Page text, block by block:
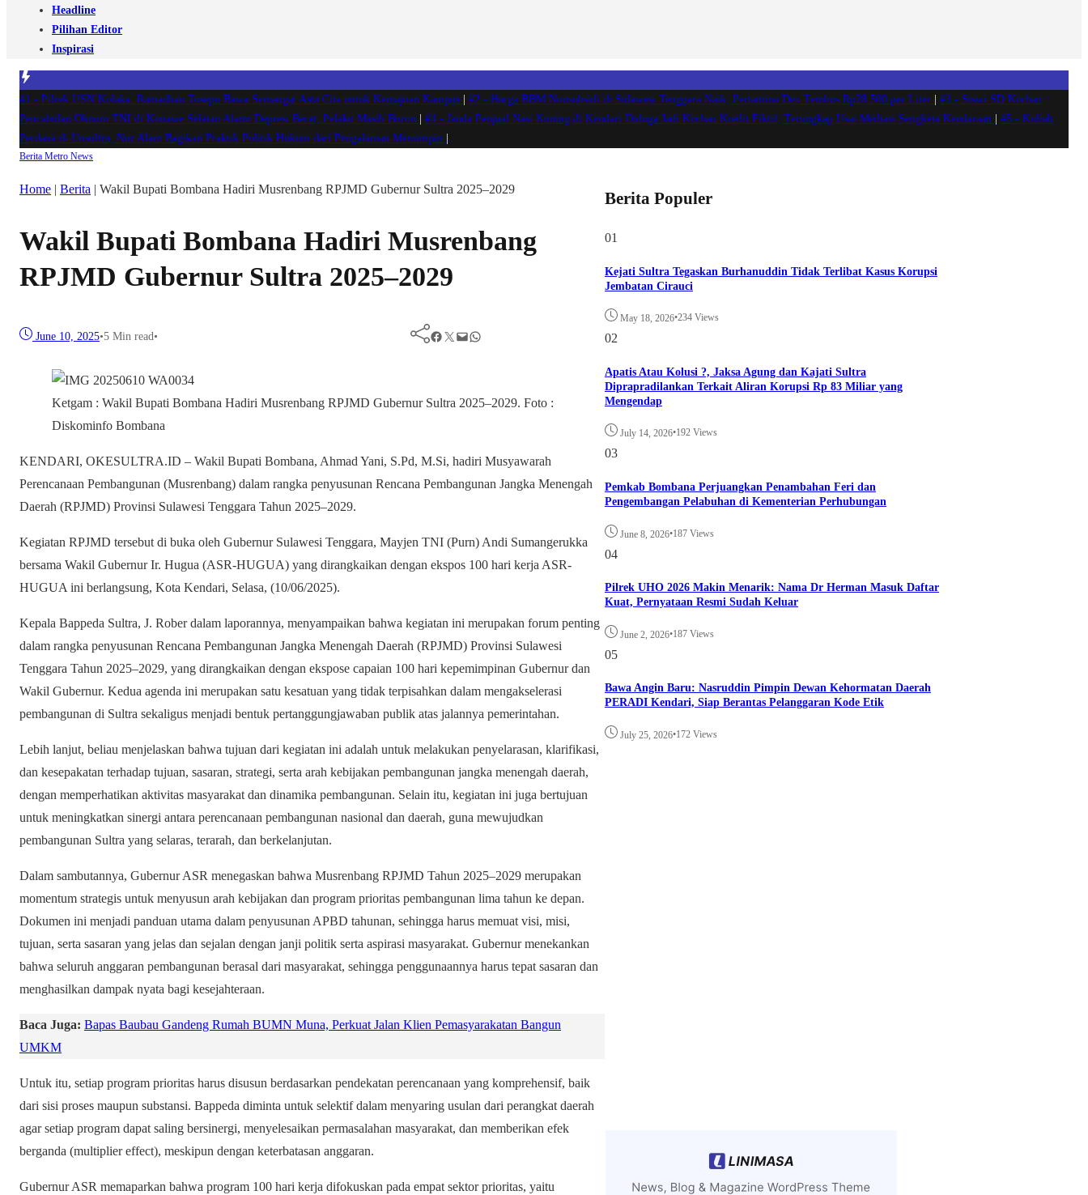
Headline
Pilihan Editor
Inspirasi
#1 - Pilrek USN Kolaka: Ramadhan Tosepu Bawa Semangat Asta Cita untuk Kemajuan Kampus #2 - Harga BBM Nonsubsidi di Sulawesi Tenggara Naik, Pertamina Dex Tembus Rp28.500 per Liter #3 - Siswi SD Korban
Pencabulan Oknum TNI di Konawe Selatan Alami Depresi Berat, Pelaku Masih Buron
#4 - Janda Penjual Nasi Kuning di Kendari Diduga Jadi Korban Kredit Fiktif, Terungkap Usai Mediasi Sengketa Kendaraan #5 - Kuliah
Perdana di Unsultra, Nur Alam Bagikan Praktik Politik Hukum dari Pengalaman Memimpin
Berita Metro News
Home | Berita | Wakil Bupati Bombana Hadiri Musrenbang RPJMD Gubernur Sultra 2025–2029
Wakil Bupati Bombana Hadiri Musrenbang
RPJMD Gubernur Sultra 2025–2029
June 10, 2025•5 Min read• Facebook Twitter Mail WhatsApp
Ketgam : Wakil Bupati Bombana Hadiri Musrenbang RPJMD Gubernur Sultra 2025–2029. Foto :
Diskominfo Bombana
KENDARI, OKESULTRA.ID – Wakil Bupati Bombana, Ahmad Yani, S.Pd, M.Si, hadiri Musyawarah
Perencanaan Pembangunan (Musrenbang) dalam rangka penyusunan Rencana Pembangunan Jangka Menengah
Daerah (RPJMD) Provinsi Sulawesi Tenggara Tahun 2025–2029.
Kegiatan RPJMD tersebut di buka oleh Gubernur Sulawesi Tenggara, Mayjen TNI (Purn) Andi Sumangerukka
bersama Wakil Gubernur Ir. Hugua (ASR-HUGUA) yang dirangkaikan dengan ekspos 100 hari kerja ASR-
HUGUA ini berlangsung, Kota Kendari, Selasa, (10/06/2025).
Kepala Bappeda Sultra, J. Rober dalam laporannya, menyampaikan bahwa kegiatan ini merupakan forum penting
dalam rangka penyusunan Rencana Pembangunan Jangka Menengah Daerah (RPJMD) Provinsi Sulawesi
Tenggara Tahun 2025–2029, yang dirangkaikan dengan ekspose capaian 100 hari kepemimpinan Gubernur dan
Wakil Gubernur. Kedua agenda ini merupakan satu kesatuan yang tidak terpisahkan dalam mengakselerasi
pembangunan di Sultra sekaligus menjadi bentuk pertanggungjawaban publik atas jalannya pemerintahan.
Lebih lanjut, beliau menjelaskan bahwa tujuan dari kegiatan ini adalah untuk melakukan penyelarasan, klarifikasi,
dan kesepakatan terhadap tujuan, sasaran, strategi, serta arah kebijakan pembangunan jangka menengah daerah,
dengan memperhatikan aktivitas masyarakat dan dinamika pembangunan. Selain itu, kegiatan ini juga bertujuan
untuk meningkatkan sinergi antara perencanaan pembangunan nasional dan daerah, guna mewujudkan
pembangunan Sultra yang selaras, terarah, dan berkelanjutan.
Dalam sambutannya, Gubernur ASR menegaskan bahwa Musrenbang RPJMD Tahun 2025–2029 merupakan
momentum strategis untuk menyusun arah kebijakan dan program prioritas pembangunan lima tahun ke depan.
Dokumen ini menjadi panduan utama dalam penyusunan APBD tahunan, sehingga harus memuat visi, misi,
tujuan, serta sasaran yang jelas dan sejalan dengan janji politik serta aspirasi masyarakat. Gubernur menekankan
bahwa seluruh anggaran pembangunan berasal dari masyarakat, sehingga penggunaannya harus tepat sasaran dan
menghasilkan dampak nyata bagi kesejahteraan.
Baca Juga: Bapas Baubau Gandeng Rumah BUMN Muna, Perkuat Jalan Klien Pemasyarakatan Bangun
UMKM
Untuk itu, setiap program prioritas harus disusun berdasarkan pendekatan perencanaan yang komprehensif, baik
dari sisi proses maupun substansi. Bappeda diminta untuk selektif dalam menyaring usulan dari perangkat daerah
agar setiap program dapat saling bersinergi, menyelesaikan permasalahan masyarakat, dan memberikan efek
berganda (multiplier effect), meskipun dengan keterbatasan anggaran.
Gubernur ASR memaparkan bahwa program 100 hari kerja difokuskan pada empat sektor prioritas, yaitu
Berita Populer
01
Kejati Sultra Tegaskan Burhanuddin Tidak Terlibat Kasus Korupsi
Jembatan Cirauci
May 18, 2026•234 Views
02
Apatis Atau Kolusi ?, Jaksa Agung dan Kajati Sultra
Diprapradilankan Terkait Aliran Korupsi Rp 83 Miliar yang
Mengendap
July 14, 2026•192 Views
03
Pemkab Bombana Perjuangkan Penambahan Feri dan
Pengembangan Pelabuhan di Kementerian Perhubungan
June 8, 2026•187 Views
04
Pilrek UHO 2026 Makin Menarik: Nama Dr Herman Masuk Daftar
Kuat, Pernyataan Resmi Sudah Keluar
June 2, 2026•187 Views
05
Bawa Angin Baru: Nasruddin Pimpin Dewan Kehormatan Daerah
PERADI Kendari, Siap Berantas Pelanggaran Kode Etik
July 25, 2026•172 Views